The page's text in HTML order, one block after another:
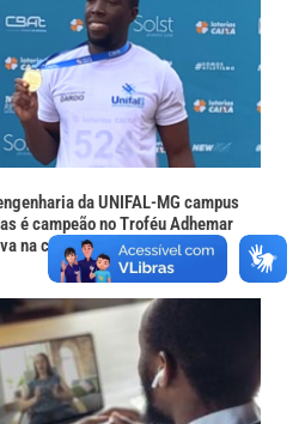
da UNIFAL-MG campus
é campeão no Troféu Adhemar
na categoria universitária